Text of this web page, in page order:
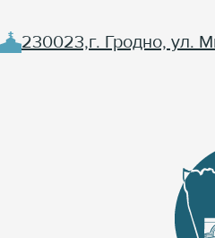
230023,г. Гродно, ул.